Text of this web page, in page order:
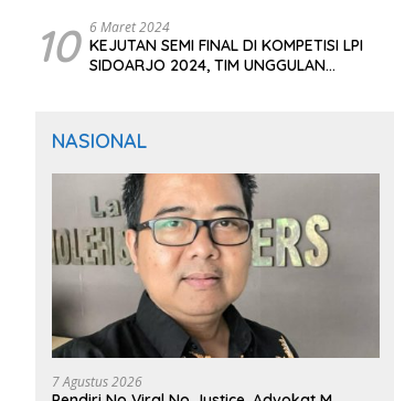
10 6 Maret 2024
KEJUTAN SEMI FINAL DI KOMPETISI LPI
SIDOARJO 2024, TIM UNGGULAN
NASIONAL
7 Agustus 2026